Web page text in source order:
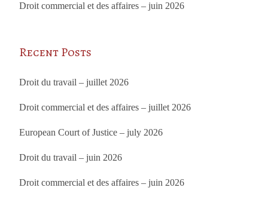
Droit commercial et des affaires – juin 2026
Recent Posts
Droit du travail – juillet 2026
Droit commercial et des affaires – juillet 2026
European Court of Justice – july 2026
Droit du travail – juin 2026
Droit commercial et des affaires – juin 2026